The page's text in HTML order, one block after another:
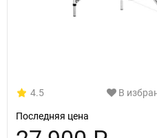
4.5 В
Последняя цена